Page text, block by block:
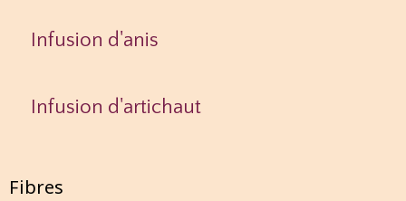
Infusion d'anis
Infusion d'artichaut
Fibres